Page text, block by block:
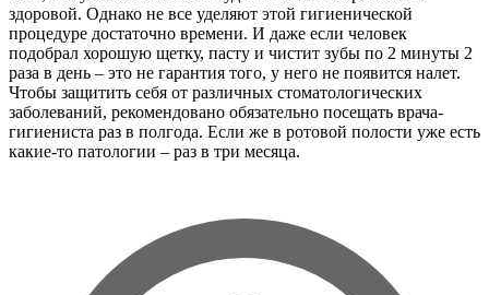
здоровой. Однако не все уделяют этой гигиенической
процедуре достаточно времени. И даже если человек
подобрал хорошую щетку, пасту и чистит зубы по 2 минуты 2
раза в день – это не гарантия того, у него не появится налет.
Чтобы защитить себя от различных стоматологических
заболеваний, рекомендовано обязательно посещать врача-
гигиениста раз в полгода. Если же в ротовой полости уже есть
какие-то патологии – раз в три месяца.